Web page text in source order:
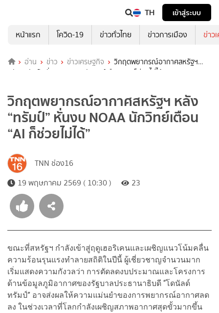
TH
เข้าสู่ระบบ
หน้าแรก
โควิด-19 ข่าวทั่วไทย ข่าวการเมือง ข่าว
อ่าน ข่าว ข่าวเศรษฐกิจ
วิกฤตพยากรณ์อากาศสหรัฐฯ
หลัง “ทรัมป์” หั่นงบ NOAA นักวิทย์เตือน “AI ก็ช่วยไม่ได้”
วิกฤตพยากรณ์อากาศสหรัฐฯ หลัง
“ทรัมป์” หั่นงบ NOAA นักวิทย์เตือน
“AI ก็ช่วยไม่ได้”
TNN ช่อง16
19 พฤษภาคม 2569 ( 10:30 )
23
ขณะที่สหรัฐฯ กำลังเข้าสู่ฤดูเฮอริเคนและเผชิญแนวโน้มคลื่น
ความร้อนรุนแรงทำลายสถิติในปีนี้ ผู้เชี่ยวชาญจำนวนมาก
เริ่มแสดงความกังวลว่า การตัดลดงบประมาณและโครงการ
ด้านข้อมูลภูมิอากาศของรัฐบาลประธานาธิบดี “โดนัลด์
ทรัมป์” อาจส่งผลให้ความแม่นยำของการพยากรณ์อากาศลด
ลง ในช่วงเวลาที่โลกกำลังเผชิญสภาพอากาศสุดขั้วมากขึ้น